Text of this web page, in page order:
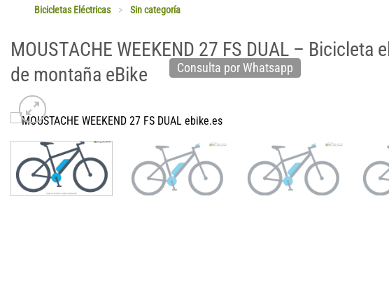
Bicicletas Eléctricas > Sin categoría
MOUSTACHE WEEKEND 27 FS DUAL – Bicicleta
de montaña eBike
Consulta por Whatsapp